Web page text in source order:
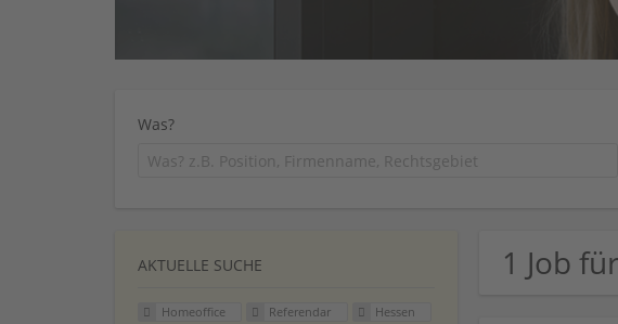
Was?
1 Job
AKTUELLE SUCHE
Homeoffice Referendar
Hessen